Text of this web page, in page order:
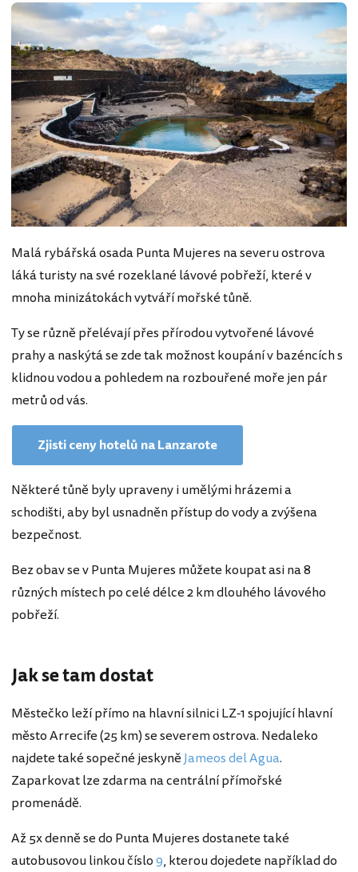
Malá rybářská osada Punta Mujeres na severu ostrova
láká turisty na své rozeklané lávové pobřeží, které v
mnoha minizátokách vytváří mořské tůně.
Ty se různě přelévají přes přírodou vytvořené lávové
prahy a naskýtá se zde tak možnost koupání v bazéncích s
klidnou vodou a pohledem na rozbouřené moře jen pár
metrů od vás.
Zjisti ceny hotelů na Lanzarote
Některé tůně byly upraveny i umělými hrázemi a
schodišti, aby byl usnadněn přístup do vody a zvýšena
bezpečnost.
Bez obav se v Punta Mujeres můžete koupat asi na 8
různých místech po celé délce 2 km dlouhého lávového
pobřeží.
Jak se tam dostat
Městečko leží přímo na hlavní silnici LZ-1 spojující hlavní
město Arrecife (25 km) se severem ostrova. Nedaleko
najdete také sopečné jeskyněJameos del Agua.
Zaparkovat lze zdarma na centrální přímořské
promenádě.
Až 5x denně se do Punta Mujeres dostanete také
autobusovou linkou číslo9, kterou dojedete například do